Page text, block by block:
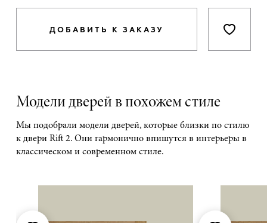
ДОБАВИТЬ К ЗАКАЗУ
Модели дверей в похожем стиле
Мы подобрали модели дверей, которые близки по стилю
к двери Rift 2. Они гармонично впишутся в интерьеры в
классическом и современном стиле.